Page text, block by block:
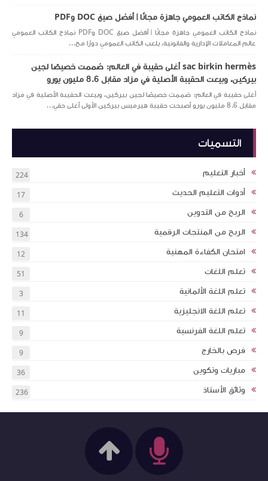
نماذج الكاتب العمومي جاهزة مجانًا | أفضل صيغ DOC وPDF
نماذج الكاتب العمومي جاهزة مجانًا | أفضل صيغ DOC وPDF نماذج الكاتب العمومي
عالم المعاملات الإدارية والقانونية، يلعب الكاتب العمومي دورًا مح...
sac birkin hermès أغلى حقيبة في العالم: صُممت خصيصًا لجين
بيركين، وبيعت الحقيبة الأصلية في مزاد مقابل 8.6 مليون يورو
أغلى حقيبة في العالم: صُممت خصيصًا لجين بيركين، وبيعت الحقيبة الأصلية في مزاد
مقابل 8.6 مليون يورو أصبحت حقيبة هيرميس بيركين الأولى أغلى حقي...
التسميات
أخبار التعليم 224
أدوات التعليم الحديث 17
الربح من التدوين 6
الربح من المنتجات الرقمية 134
امتحان الكفاءة المهنية 12
تعلم اللغات 51
تعلم اللغة الألمانية 3
تعلم اللغة الانجليزية 11
تعلم اللغة الفرنسية 9
فرص بالخارج 9
مباريات وتكوين 36
وثائق الأستاذ 236